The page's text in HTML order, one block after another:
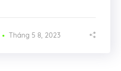
Tháng 5 8, 2023